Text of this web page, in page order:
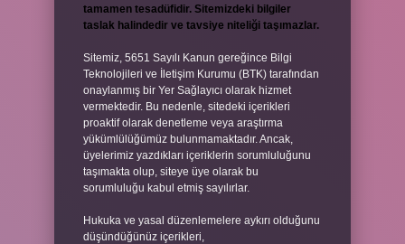
tamamen tesadüfidir. Sitemizdeki bilgiler
taslak halindedir ve tavsiye niteliği taşımazlar.
Sitemiz, 5651 Sayılı Kanun gereğince Bilgi
Teknolojileri ve İletişim Kurumu (BTK) tarafından
onaylanmış bir Yer Sağlayıcı olarak hizmet
vermektedir. Bu nedenle, sitedeki içerikleri
proaktif olarak denetleme veya araştırma
yükümlülüğümüz bulunmamaktadır. Ancak,
üyelerimiz yazdıkları içeriklerin sorumluluğunu
taşımakta olup, siteye üye olarak bu
sorumluluğu kabul etmiş sayılırlar.
Hukuka ve yasal düzenlemelere aykırı olduğunu
düşündüğünüz içerikleri,